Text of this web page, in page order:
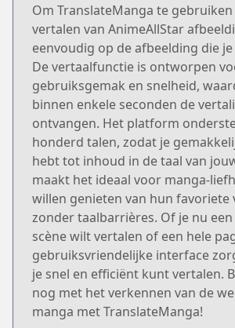
Om TranslateManga te
vertalen van AnimeAllStar
eenvoudig op de afbeelding die
De vertaalfunctie is ontworpen
gebruiksgemak en snelheid,
binnen enkele seconden de
ontvangen. Het platform
honderd talen, zodat je
hebt tot inhoud in de taal van
maakt het ideaal voor manga-
willen genieten van hun favoriete
zonder taalbarrières. Of je nu
scène wilt vertalen of een hele
gebruiksvriendelijke interface
je snel en efficiënt kunt vertalen.
nog met het verkennen van de
manga met TranslateManga!